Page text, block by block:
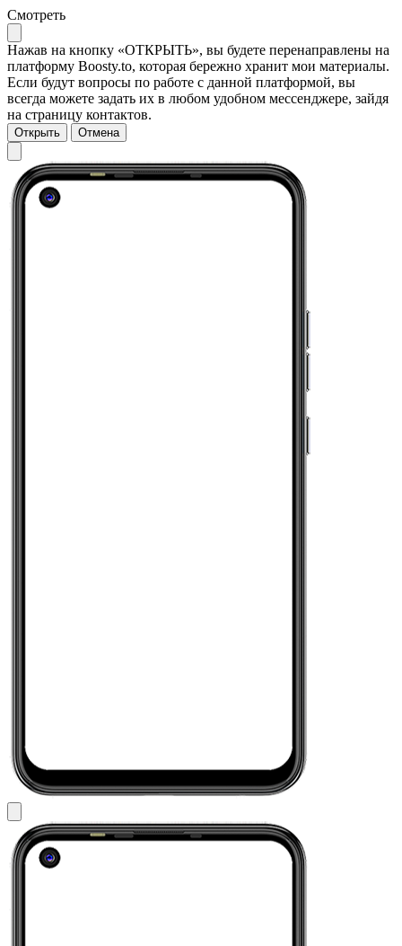
Смотреть
Нажав на кнопку «ОТКРЫТЬ», вы будете перенаправлены на
платформу Boosty.to, которая бережно хранит мои материалы.
Если будут вопросы по работе с данной платформой, вы
всегда можете задать их в любом удобном мессенджере, зайдя
на страницу контактов.
Открыть Отмена